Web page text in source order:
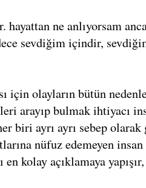
hayattan ne anlıyorsam
sevdiğim içindir,
için olayların bütün
arayıp bulmak ihtiyacı
biri ayrı ayrı sebep olarak
nüfuz edemeyen
en kolay açıklamaya